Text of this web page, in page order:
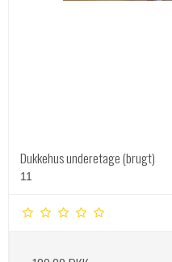
Dukkehus underetage (brugt)
11